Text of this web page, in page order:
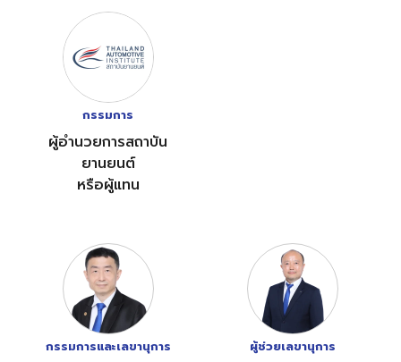
กรรมการ
ผู้อำนวยการสถาบัน
ยานยนต์
หรือผู้แทน
กรรมการและเลขานุการ ผู้ช่วยเลขานุการ